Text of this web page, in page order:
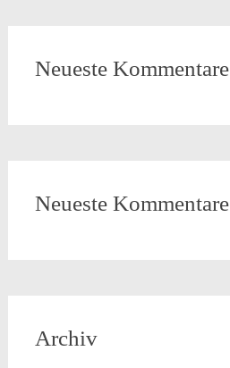
Neueste Kommentare
Neueste Kommentare
Archiv